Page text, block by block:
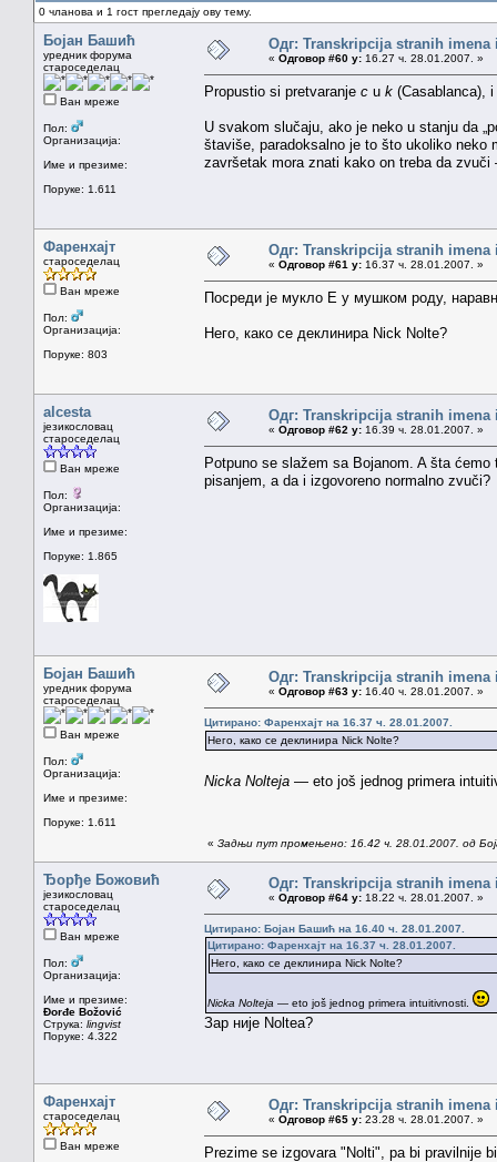
0 чланова и 1 гост прегледају ову тему.
Бојан Башић
уредник форума
староседелац
Ван мреже
Пол:
Организација:
Име и презиме:
Поруке: 1.611
Одг: Transkripcija stranih imena
« Одговор #60 у: 16.27 ч. 28.01.2007. »
Propustio si pretvaranje c u k (Casablanca),
U svakom slučaju, ako je neko u stanju da
štaviše, paradoksalno je to što ukoliko neko
završetak mora znati kako on treba da
Фаренхајт
староседелац
Ван мреже
Пол:
Организација:
Поруке: 803
Одг: Transkripcija stranih imena
« Одговор #61 у: 16.37 ч. 28.01.2007. »
Посреди је мукло Е у мушком роду,
Него, како се деклинира Nick Nolte?
alcesta
језикословац
староседелац
Ван мреже
Пол:
Организација:
Име и презиме:
Поруке: 1.865
Одг: Transkripcija stranih imena
« Одговор #62 у: 16.39 ч. 28.01.2007. »
Potpuno se slažem sa Bojanom. A šta
pisanjem, a da i izgovoreno normalno zvuči?
Бојан Башић
уредник форума
староседелац
Ван мреже
Пол:
Организација:
Име и презиме:
Поруке: 1.611
Одг: Transkripcija stranih imena
« Одговор #63 у: 16.40 ч. 28.01.2007. »
Цитирано: Фаренхајт на 16.37 ч. 28.01.2007.
Него, како се деклинира Nick Nolte?
Nicka Nolteja — eto još jednog primera
« Задњи пут промењено: 16.42 ч. 28.01.2007. од
Ђорђе Божовић
језикословац
староседелац
Ван мреже
Пол:
Организација:
Име и презиме:
Đorđe Božović
Струка: lingvist
Поруке: 4.322
Одг: Transkripcija stranih imena
« Одговор #64 у: 18.22 ч. 28.01.2007. »
Цитирано: Бојан Башић на 16.40 ч. 28.01.2007.
Цитирано: Фаренхајт на 16.37 ч. 28.01.2007.
Него, како се деклинира Nick Nolte?
Nicka Nolteja — eto još jednog primera intuitivnosti.
Зар није Noltea?
Фаренхајт
староседелац
Ван мреже
Одг: Transkripcija stranih imena
« Одговор #65 у: 23.28 ч. 28.01.2007. »
Prezime se izgovara "Nolti", pa bi pravilnije